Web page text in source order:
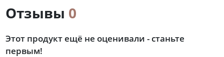
Отзывы 0
Этот продукт ещё не оценивали - станьте
первым!